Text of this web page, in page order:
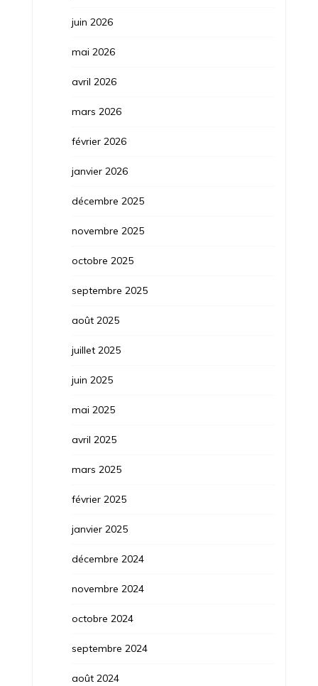
juin 2026
mai 2026
avril 2026
mars 2026
février 2026
janvier 2026
décembre 2025
novembre 2025
octobre 2025
septembre 2025
août 2025
juillet 2025
juin 2025
mai 2025
avril 2025
mars 2025
février 2025
janvier 2025
décembre 2024
novembre 2024
octobre 2024
septembre 2024
août 2024